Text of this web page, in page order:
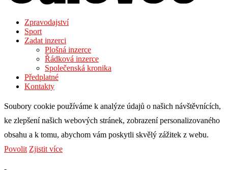
Zpravodajství
Sport
Zadat inzerci
Plošná inzerce
Řádková inzerce
Společenská kronika
Předplatné
Kontakty
Soubory cookie používáme k analýze údajů o našich návštěvnících,
ke zlepšení našich webových stránek, zobrazení personalizovaného
obsahu a k tomu, abychom vám poskytli skvělý zážitek z webu.
Povolit Zjistit více